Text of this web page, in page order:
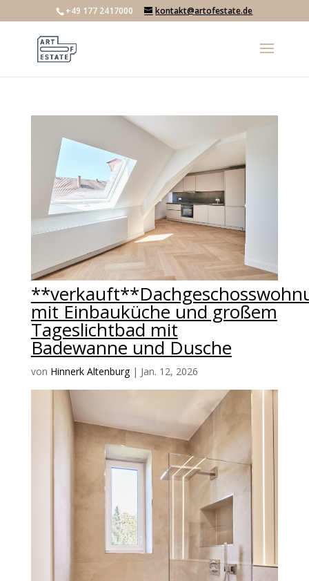
+49 177 2417000 kontakt@artofestate.de
mit Einbauküche und großem
Tageslichtbad mit
Badewanne und Dusche
von Hinnerk Altenburg| Jan. 12, 2026